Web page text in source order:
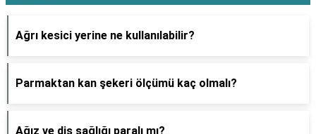
Ağrı kesici yerine ne kullanılabilir?
Parmaktan kan şekeri ölçümü kaç olmalı?
Ağız ve diş sağlığı paralı mı?